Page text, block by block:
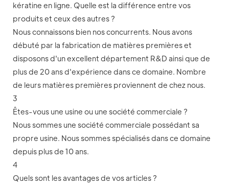
kératine en ligne. Quelle est la différence entre vos
produits et ceux des autres ?
Nous connaissons bien nos concurrents. Nous avons
débuté par la fabrication de matières premières et
disposons d'un excellent département R&D ainsi que de
plus de 20 ans d'expérience dans ce domaine. Nombre
de leurs matières premières proviennent de chez nous.
3
Êtes-vous une usine ou une société commerciale ?
Nous sommes une société commerciale possédant sa
propre usine. Nous sommes spécialisés dans ce domaine
depuis plus de 10 ans.
4
Quels sont les avantages de vos articles ?